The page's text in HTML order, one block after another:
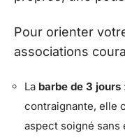
Pour orienter
associations
La barbe de 3 jours
contraignante, elle
aspect soigné sans